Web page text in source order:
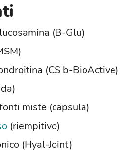
(B-Glu)
(CS b-BioActive)
miste (capsula)
(riempitivo)
(Hyal-Joint)